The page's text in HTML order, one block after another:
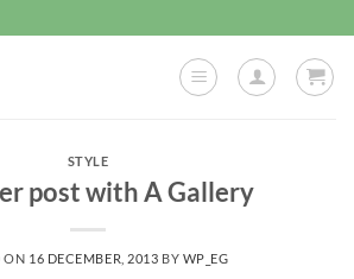
STYLE
post with A Gallery
ON 16 DECEMBER, 2013 BY WP_EG